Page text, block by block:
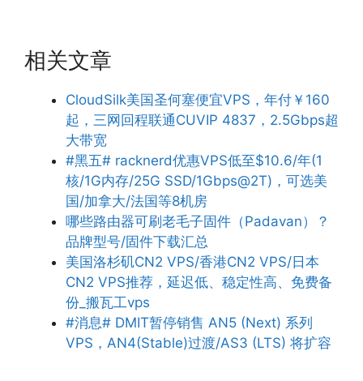
相关文章
CloudSilk美国圣何塞便宜VPS，年付￥160
起，三网回程联通CUVIP 4837，2.5Gbps超
大带宽
#黑五# racknerd优惠VPS低至$10.6/年(1
核/1G内存/25G SSD/1Gbps@2T)，可选美
国/加拿大/法国等8机房
哪些路由器可刷老毛子固件（Padavan）？
品牌型号/固件下载汇总
美国洛杉矶CN2 VPS/香港CN2 VPS/日本
CN2 VPS推荐，延迟低、稳定性高、免费备
份_搬瓦工vps
#消息# DMIT暂停销售 AN5 (Next) 系列
VPS，AN4(Stable)过渡/AS3 (LTS) 将扩容